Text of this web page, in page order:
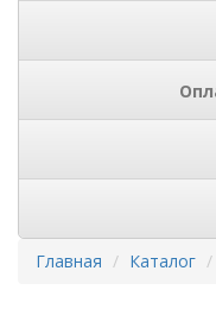
Главная Каталог